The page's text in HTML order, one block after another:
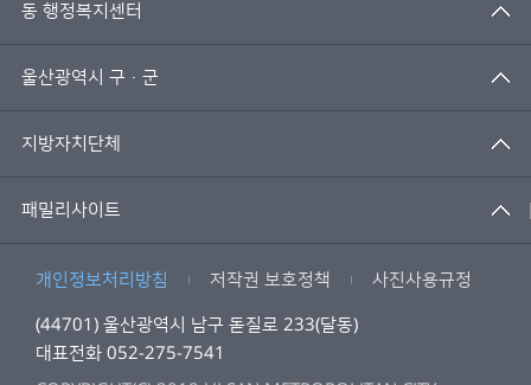
동 행정복지센터
울산광역시 구·군
지방자치단체
패밀리사이트
개인정보처리방침 저작권 보호정책 사진사용규정
(44701) 울산광역시 남구 돋질로 233(달동)
대표전화 052-275-7541